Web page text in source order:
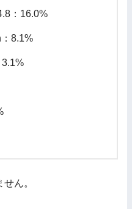
：16.0%
8.1%
ん。